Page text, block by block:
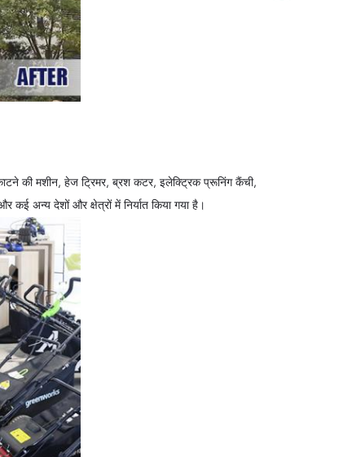
की मशीन, हेज ट्रिमर, ब्रश कटर, इलेक्ट्रिक प्रूनिंग कैंची,
अन्य देशों और क्षेत्रों में निर्यात किया गया है।